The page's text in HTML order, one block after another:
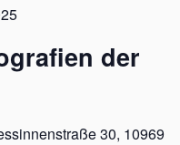
der
30, 10969